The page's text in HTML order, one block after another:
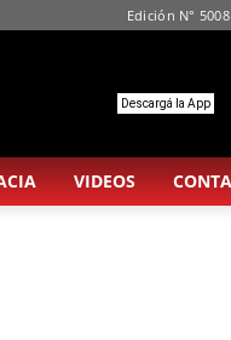
Edición N° 5008
Descargá la App
VIDEOS